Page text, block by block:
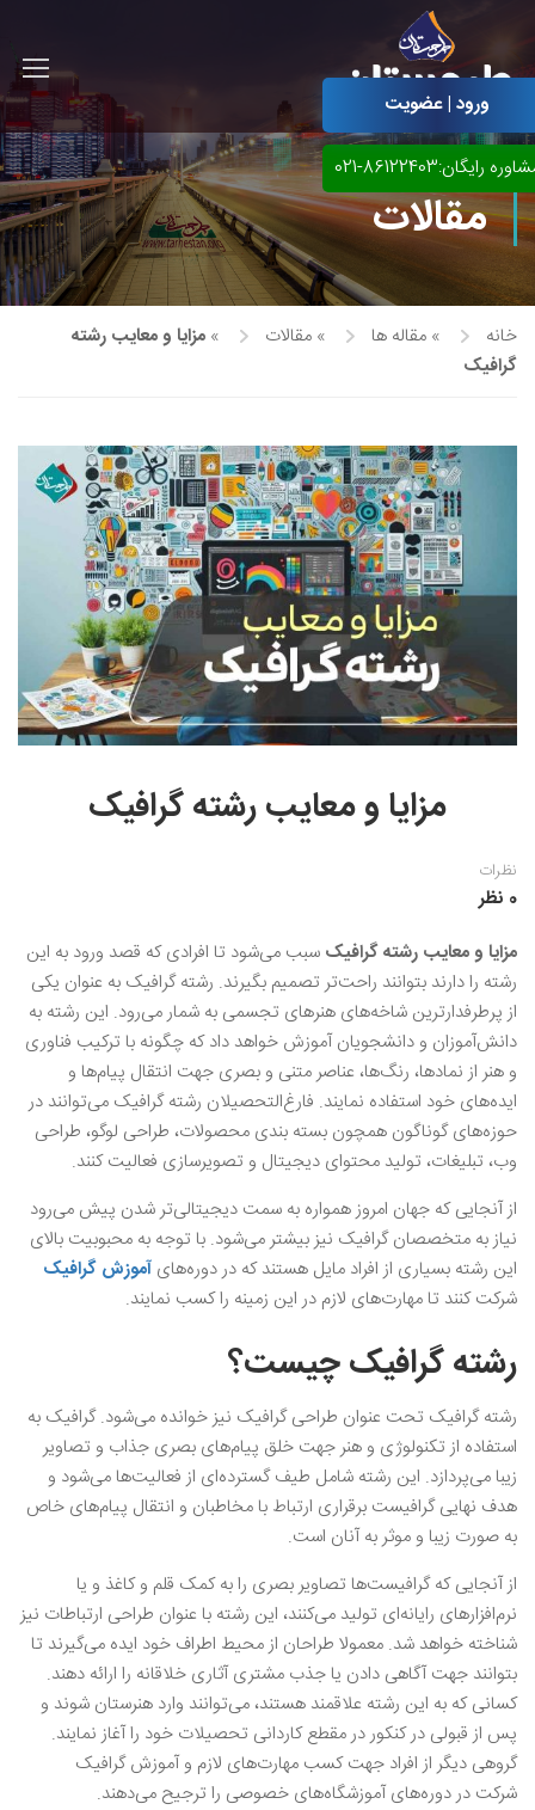
آموزش مجازی طراحی لباس
آموزش مجازی گرافیک
آموزش مجازی طراحی داخلی
نقاشی پاستل
نقاشی رنگ روغن
نقاشی آبرنگ
نقاشی کودک و نوجوان
طراحی سیاه قلم
نقاشی مینیاتور(نگارگری)
خوشنویسی نستعلیق
خوشنویسی با خودکار
خط نقاشی
ورود | عضویت
رایگان:86122403-021
مقالات
خانه » مقاله ها » مقالات » مزایا و معایب رشته
گرافیک
مزایا و معایب رشته گرافیک
نظرات
0 نظر
مزایا و معایب رشته گرافیک سبب می‌شود تا افرادی که قصد ورود به این
رشته را دارند بتوانند راحت‌تر تصمیم بگیرند. رشته گرافیک به عنوان یکی
از پرطرفدارترین شاخه‌های هنرهای تجسمی به شمار می‌رود. این رشته به
دانش‌آموزان و دانشجویان آموزش خواهد داد که چگونه با ترکیب فناوری
و هنر از نمادها، رنگ‌ها، عناصر متنی و بصری جهت انتقال پیام‌ها و
ایده‌های خود استفاده نمایند. فارغ‌التحصیلان رشته گرافیک می‌توانند در
حوزه‌های گوناگون همچون بسته‌ بندی محصولات، طراحی لوگو، طراحی
وب، تبلیغات، تولید محتوای دیجیتال و تصویرسازی فعالیت کنند.
از آنجایی که جهان امروز همواره به سمت دیجیتالی‌تر شدن پیش می‌رود
نیاز به متخصصان گرافیک نیز بیشتر می‌شود. با توجه به محبوبیت بالای
این رشته بسیاری از افراد مایل هستند که در دوره‌های آموزش گرافیک
شرکت کنند تا مهارت‌های لازم در این زمینه را کسب نمایند.
رشته گرافیک چیست؟
رشته گرافیک تحت عنوان طراحی گرافیک نیز خوانده می‌شود. گرافیک به
استفاده از تکنولوژی و هنر جهت خلق پیام‌های بصری جذاب و تصاویر
زیبا می‌پردازد. این رشته شامل طیف گسترده‌ای از فعالیت‌ها می‌شود و
هدف نهایی گرافیست برقراری ارتباط با مخاطبان و انتقال پیام‌های خاص
به صورت زیبا و موثر به آنان است.
از آنجایی که گرافیست‌ها تصاویر بصری را به کمک قلم و کاغذ و یا
نرم‌افزارهای رایانه‌ای تولید می‌کنند، این رشته با عنوان طراحی ارتباطات نیز
شناخته خواهد شد. معمولا طراحان از محیط اطراف خود ایده می‌گیرند تا
بتوانند جهت آگاهی دادن یا جذب مشتری آثاری خلاقانه را ارائه دهند.
کسانی که به این رشته علاقمند هستند، می‌توانند وارد هنرستان شوند و
پس از قبولی در کنکور در مقطع کاردانی تحصیلات خود را آغاز نمایند.
گروهی دیگر از افراد جهت کسب مهارت‌های لازم و آموزش گرافیک
شرکت در دوره‌های آموزشگاه‌های خصوصی را ترجیح می‌دهند.